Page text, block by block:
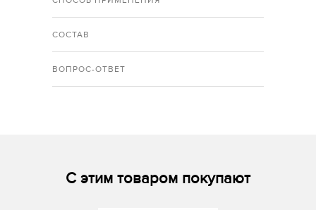
СОСТАВ
ВОПРОС-ОТВЕТ
С этим товаром покупают